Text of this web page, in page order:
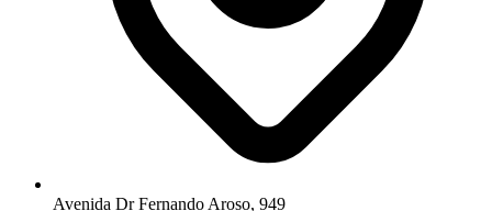
Avenida Dr Fernando Aroso, 949